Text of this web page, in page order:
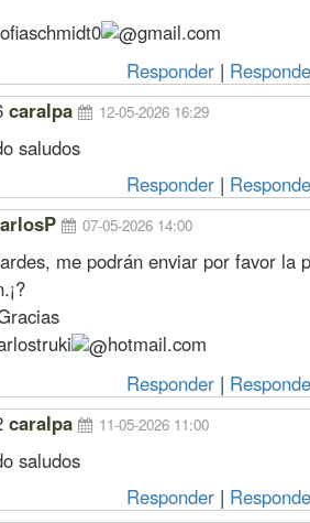
gmail.com
Responder |
caralpa 12-05-2026 16:29
saludos
Responder |
07-05-2026 14:00
me podrán enviar por favor
hotmail.com
Responder |
caralpa 11-05-2026 11:00
saludos
Responder |